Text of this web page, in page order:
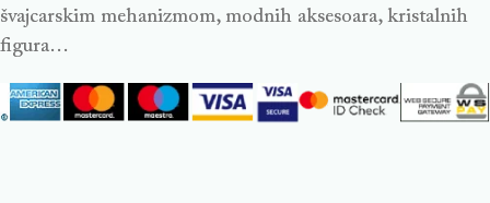
švajcarskim mehanizmom, modnih aksesoara, kristalnih
figura…